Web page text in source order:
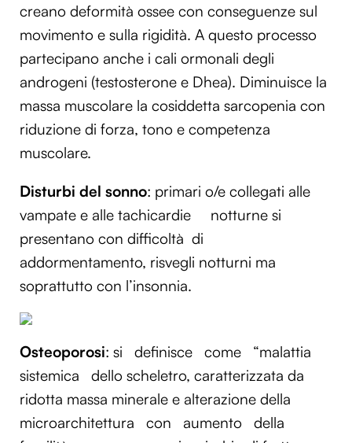
creano deformità ossee con conseguenze sul
movimento e sulla rigidità. A questo processo
partecipano anche i cali ormonali degli
androgeni (testosterone e Dhea). Diminuisce la
massa muscolare la cosiddetta sarcopenia con
riduzione di forza, tono e competenza
muscolare.
Disturbi del sonno: primari o/e collegati alle
vampate e alle tachicardie
notturne si
presentano con difficoltà di
addormentamento, risvegli notturni ma
soprattutto con l’insonnia.
Osteoporosi: si definisce come
“malattia
sistemica
dello scheletro, caratterizzata da
ridotta massa minerale e alterazione della
microarchitettura
con aumento
della